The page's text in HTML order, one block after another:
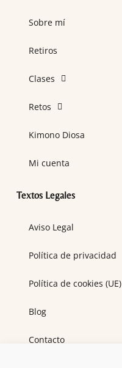
Sobre mí
Retiros
Clases
Retos
Kimono Diosa
Mi cuenta
Textos Legales
Aviso Legal
Política de privacidad
Política de cookies (UE)
Blog
Contacto